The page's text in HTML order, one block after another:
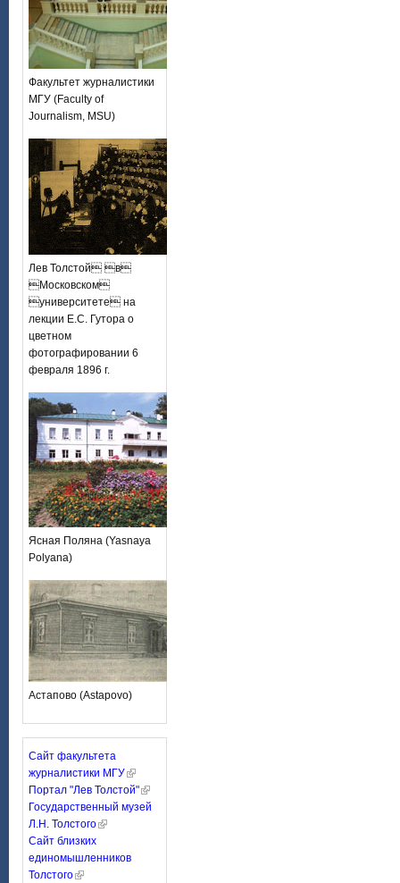
Факультет журналистики
МГУ (Faculty of
Journalism, MSU)
Лев Толстой в
Московском
университете на
лекции Е.С. Гутора о
цветном
фотографировании 6
февраля 1896 г.
Ясная Поляна (Yasnaya
Polyana)
Астапово (Astapovo)
Сайт факультета
журналистики МГУ
Портал "Лев Толстой"
Государственный музей
Л.Н. Толстого
Сайт близких
единомышленников
Толстого